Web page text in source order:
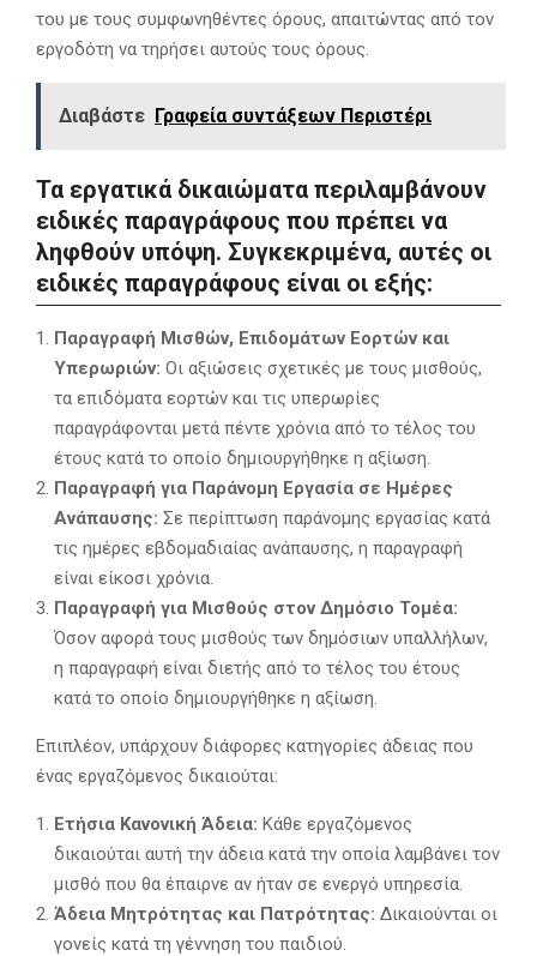
του με τους συμφωνηθέντες όρους, απαιτώντας από τον
εργοδότη να τηρήσει αυτούς τους όρους.
Διαβάστε Γραφεία συντάξεων Περιστέρι
Τα εργατικά δικαιώματα περιλαμβάνουν
ειδικές παραγράφους που πρέπει να
ληφθούν υπόψη. Συγκεκριμένα, αυτές οι
ειδικές παραγράφους είναι οι εξής:
Παραγραφή Μισθών, Επιδομάτων Εορτών και
Υπερωριών: Οι αξιώσεις σχετικές με τους μισθούς,
τα επιδόματα εορτών και τις υπερωρίες
παραγράφονται μετά πέντε χρόνια από το τέλος του
έτους κατά το οποίο δημιουργήθηκε η αξίωση.
Παραγραφή για Παράνομη Εργασία σε Ημέρες
Ανάπαυσης: Σε περίπτωση παράνομης εργασίας κατά
τις ημέρες εβδομαδιαίας ανάπαυσης, η παραγραφή
είναι είκοσι χρόνια.
Παραγραφή για Μισθούς στον Δημόσιο Τομέα:
Όσον αφορά τους μισθούς των δημόσιων υπαλλήλων,
η παραγραφή είναι διετής από το τέλος του έτους
κατά το οποίο δημιουργήθηκε η αξίωση.
Επιπλέον, υπάρχουν διάφορες κατηγορίες άδειας που
ένας εργαζόμενος δικαιούται:
Ετήσια Κανονική Άδεια: Κάθε εργαζόμενος
δικαιούται αυτή την άδεια κατά την οποία λαμβάνει τον
μισθό που θα έπαιρνε αν ήταν σε ενεργό υπηρεσία.
Άδεια Μητρότητας και Πατρότητας: Δικαιούνται οι
γονείς κατά τη γέννηση του παιδιού.